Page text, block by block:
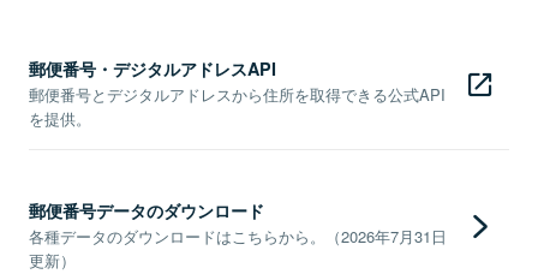
郵便番号・デジタルアドレスAPI
郵便番号とデジタルアドレスから住所を取得できる公式API
を提供。
郵便番号データのダウンロード
各種データのダウンロードはこちらから。（2026年7月31日
更新）